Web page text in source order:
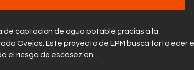
de captación de agua potable gracias a la
Ovejas. Este proyecto de EPM busca fortalecer el
el riesgo de escasez en…